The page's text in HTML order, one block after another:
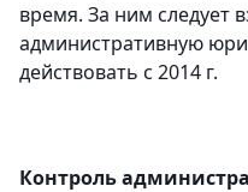
время. За ним следует
административную
действовать с 2014 г.
Контроль